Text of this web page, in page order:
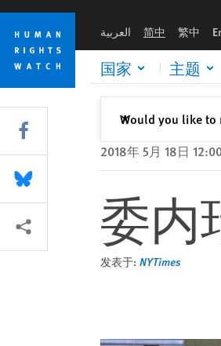
Skip
cookie
privacy
notice
Skip
main
content
العربية 简中 繁中
国家 主题
Would you like to
✕关闭
2018年 5月 18日
委内
发表于: NYTimes
Share this via Facebook
Share this via Bluesky
More sharing options